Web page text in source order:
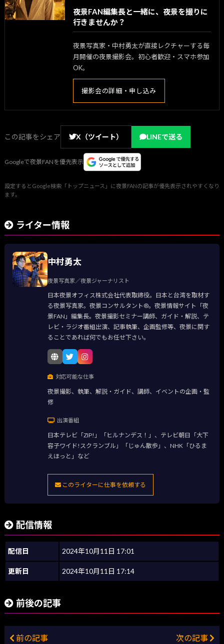
夜景FAN編集長と一緒に、夜景を撮りに
行きませんか？
夜景写真家・中村勇太が直接レクチャーする毎
月開催の夜景撮影会。初心者歓迎・スマホ参加
OK。
撮影会の詳細・申し込み
この記事をシェア X（ツイート） LINEで送る
Googleで夜景FANを優先表示
設定するとGoogle検索「トップニュース」に夜景FANの記事が優先表示されやすくなり
ます。
ライター情報
中村勇太
夜景写真家／夜景ジャーナリスト
日本夜景オフィス株式会社代表取締役。日本と台湾を取材す
る夜景写真家。夜景コンサルタント®。夜景情報サイト「夜
景FAN」編集長。夜景撮影セミナー講師、ガイド・解説、テ
レビ・ラジオ番組出演、記事執筆、企画監修等、夜景に関す
ることであれば何でもお任せ下さい。
対応可能な仕事
夜景撮影、執筆、解説・ガイド、講師、イベントの企画・監
修
出演番組
日本テレビ「ZIP!」「ヒルナンデス！」、テレビ朝日「大下
容子ワイド!スクランブル」「じゅん散歩」、NHK「ひるま
えほっと」など
このライターに仕事を依頼する
配信情報
配信日 2024年10月11日 17:01
更新日 2024年10月11日 17:14
前後の記事
前の記事 次の記事